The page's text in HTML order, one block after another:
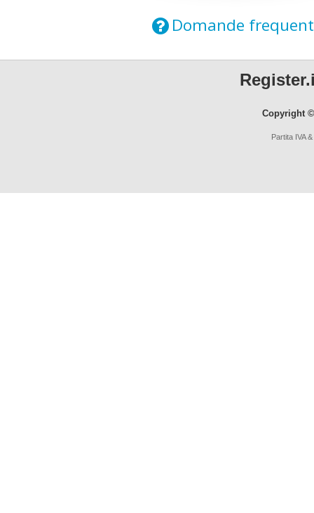
Domande
Copyright ©
Partita IVA